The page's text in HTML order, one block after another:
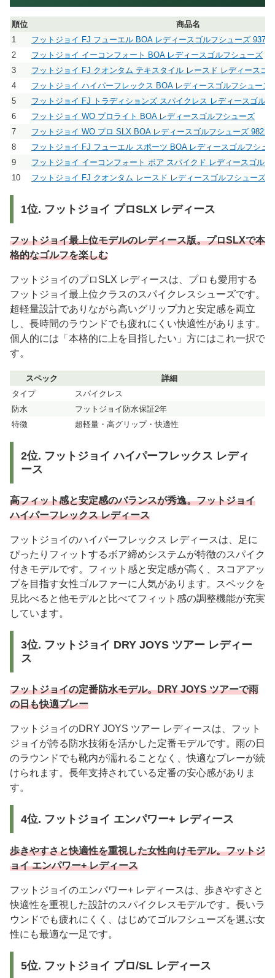
順位
商品名
1
フットジョイ FJ フューエル BOA レディースゴルフシューズ
2
フットジョイ イーコンフォート BOA レディースゴルフシューズ
3
フットジョイ FJ クオンタム テキスタイル レースド レディースゴ
4
フットジョイ ハイパーフレックス BOA レディースゴルフシューズ
5
フットジョイ FJ トラディションズ スパイクレス レディースゴル
6
フットジョイ WO プロライト BOA レディースゴルフシューズ
7
フットジョイ WO プロ SLX BOA レディースゴルフシューズ
8
フットジョイ FJ フューエル スポーツ BOA レディースゴルフシュ
9
フットジョイ イーコンフォート ボア スパイクド レディースゴル
10
フットジョイ FJ クオンタム レースド レディースゴルフシューズ
1位. フットジョイ プロSLX レディース
フットジョイ最上位モデルのレディース版。プロSLXで本
格的なゴルフを楽しむ
フットジョイのプロSLX レディースは、プロも愛用する
フットジョイ最上位クラスのスパイクレスシューズです。
超軽量設計でありながら高いグリップ力と安定感を両立
し、長時間のラウンドでも疲れにくい快適性があります。
個人的には「本格的に上を目指したい」方にはこれ一択で
す。
スペック
詳細
タイプ
スパイクレス
防水
フットジョイ防水保証2年
特徴
超軽量・高グリップ・快適性
2位. フットジョイ ハイパーフレックス レディ
ース
高フィット感と安定感のバランスが秀逸。フットジョイ
ハイパーフレックス レディース
フットジョイのハイパーフレックス レディースは、足に
ぴったりフィットするボア締めシステムが特徴のスパイク
付きモデルです。フィット感と安定感が高く、スコアアッ
プを目指す女性ゴルファーに人気があります。スペックを
見比べると他モデルと比べてフィット感の調整機能が充実
しています。
3位. フットジョイ DRY JOYS ツアー レディー
ス
フットジョイの定番防水モデル。DRY JOYS ツアーで雨
の日も快適プレー
フットジョイのDRY JOYS ツアー レディースは、フット
ジョイが誇る防水技術を活かした定番モデルです。雨の日
のラウンドでも靴内が濡れることなく、快適なプレーが続
けられます。長年支持されている定番の安心感がありま
す。
4位. フットジョイ エンパワー+ レディース
歩きやすさと快適性を重視した女性向けモデル。フットジ
ョイ エンパワー+ レディース
フットジョイのエンパワー+ レディースは、歩きやすさと
快適性を重視した設計のスパイクレスモデルです。長いラ
ウンドでも疲れにくく、はじめてゴルフシューズを選ぶ女
性にも最適な一足です。
5位. フットジョイ プロ/SL レディース